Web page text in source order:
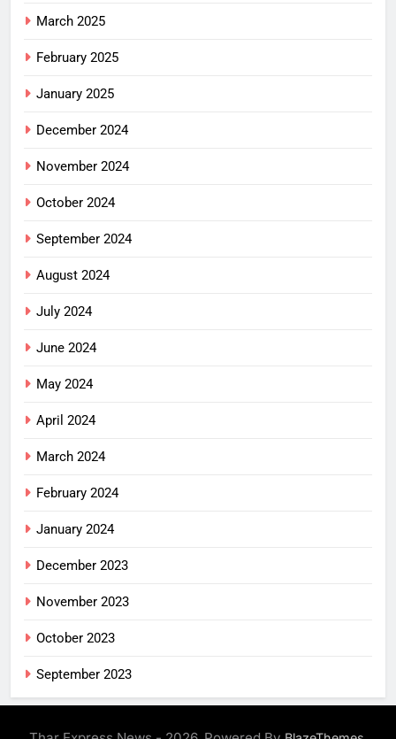
March 2025
February 2025
January 2025
December 2024
November 2024
October 2024
September 2024
August 2024
July 2024
June 2024
May 2024
April 2024
March 2024
February 2024
January 2024
December 2023
November 2023
October 2023
September 2023